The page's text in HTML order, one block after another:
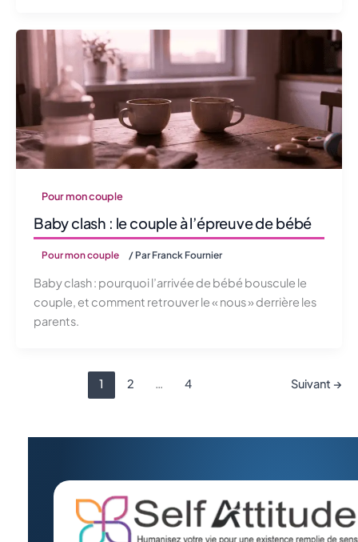
Pour mon couple
Baby clash : le couple à l’épreuve de bébé
Pour mon couple / Par Franck Fournier
Baby clash : pourquoi l’arrivée de bébé bouscule le
couple, et comment retrouver le « nous » derrière les
parents.
1 2 … 4 Suivant →